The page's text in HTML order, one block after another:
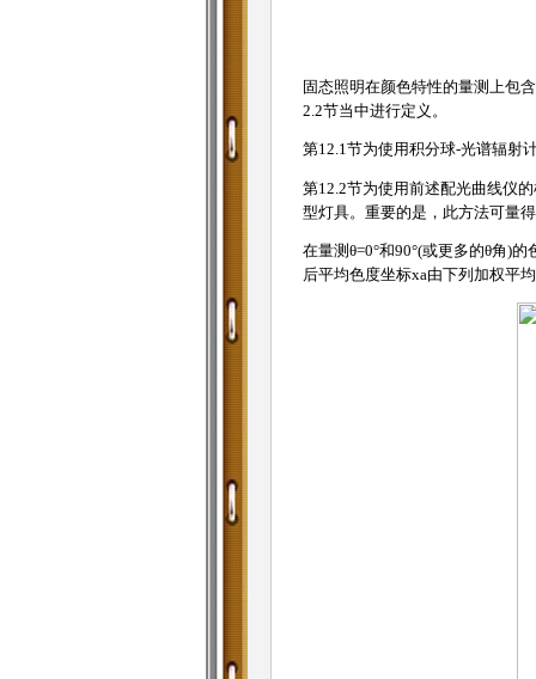
固态照明在颜色特性的量测上包
2.2节当中进行定义。
第12.1节为使用积分球-光谱辐射
第12.2节为使用前述配光曲线仪
型灯具。重要的是，此方法可量
在量测θ=0°和90°(或更多的θ角)
后平均色度坐标xa由下列加权平